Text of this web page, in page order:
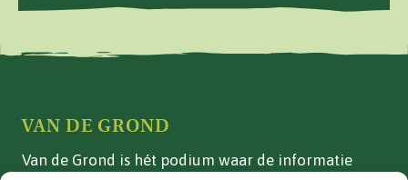
VAN DE GROND
Van de Grond is hét podium waar de informatie